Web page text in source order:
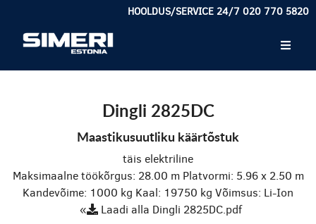
HOOLDUS/SERVICE 24/7 020 770 5820
Dingli 2825DC
Maastikusuutliku käärtõstuk
täis elektriline
Maksimaalne töökõrgus: 28.00 m Platvormi: 5.96 x 2.50 m
Kandevõime: 1000 kg Kaal: 19750 kg Võimsus: Li-Ion
«
Laadi alla Dingli 2825DC.pdf